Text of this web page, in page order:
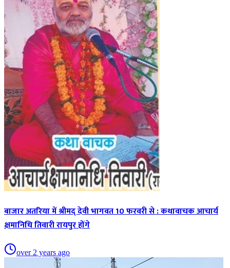
बाजार अतरिया में श्रीमद् देवी भागवत 10 फरवरी से : कथावाचक आचार्य
क्षमानिधि तिवारी रायपुर होंगे
over 2 years ago